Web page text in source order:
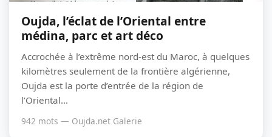
Oujda, l’éclat de l’Oriental entre
médina, parc et art déco
Accrochée à l’extrême nord-est du Maroc, à quelques
kilomètres seulement de la frontière algérienne,
Oujda est la porte d’entrée de la région de
l’Oriental...
942 mots — Oujda.net Galerie